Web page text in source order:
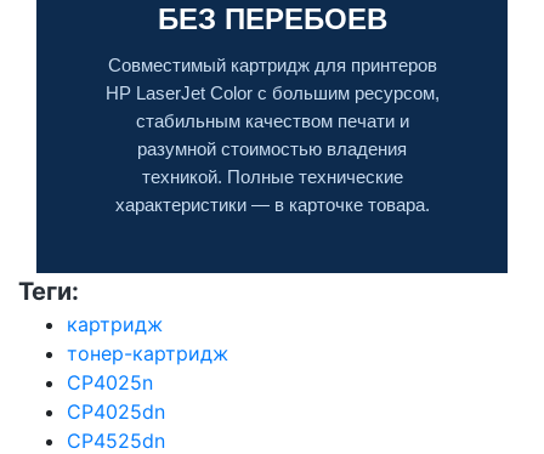
БЕЗ ПЕРЕБОЕВ
Совместимый картридж для принтеров
HP LaserJet Color с большим ресурсом,
стабильным качеством печати и
разумной стоимостью владения
техникой. Полные технические
характеристики — в карточке товара.
Теги:
картридж
тонер-картридж
CP4025n
CP4025dn
CP4525dn